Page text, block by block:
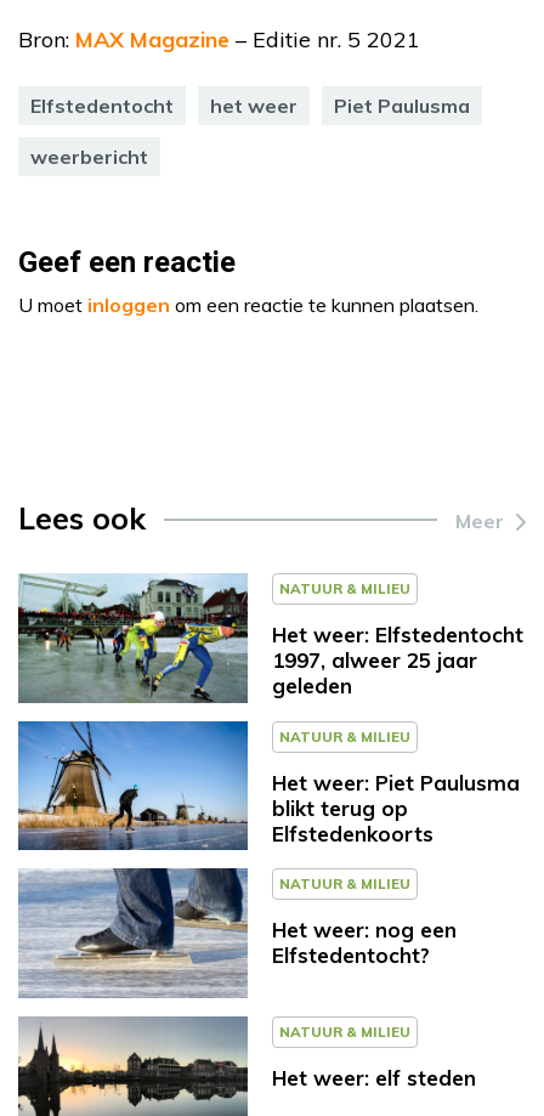
Bron: MAX Magazine – Editie nr. 5 2021
Elfstedentocht het weer Piet Paulusma
weerbericht
Geef een reactie
U moet inloggen om een reactie te kunnen plaatsen.
Lees ook Meer
NATUUR & MILIEU
Het weer: Elfstedentocht
1997, alweer 25 jaar
geleden
NATUUR & MILIEU
Het weer: Piet Paulusma
blikt terug op
Elfstedenkoorts
NATUUR & MILIEU
Het weer: nog een
Elfstedentocht?
NATUUR & MILIEU
Het weer: elf steden